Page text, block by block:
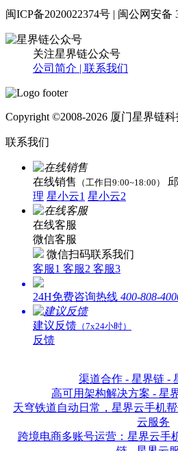
闽ICP备2020022374号 | 闽公网安备
关注星界链公众号
公司简介 | 联系我们
Copyright ©2008-2026 厦门星界链
联系我们
在线销售 （工作日9:00~18:00）
理 星小云1 星小云2
在线客服
微信客服
微信扫码联系我们
客服1 客服2 客服3
24H免费咨询热线 400-808-
建议反馈 （7x24小时）
反馈
渠道合作 - 星界链 -
高可用架构解决方案 - 星
天穹铁道自动日常，星界云手机
云服务
跨境电商多账号运营：星界云手